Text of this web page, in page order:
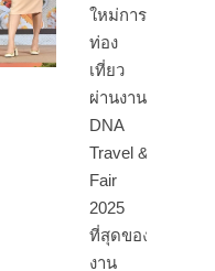
ใหม่การ
ท่อง
เที่ยว
ผ่านงาน
DNA
Travel &
Fair
2025
ที่สุดของ
งาน